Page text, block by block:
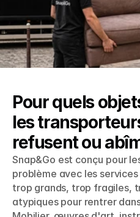
Pour quels
les
refusent ou
Snap&Go est conçu pour
problème avec les
trop grands, trop fragiles,
atypiques pour rentrer